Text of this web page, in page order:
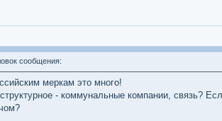
сообщения:
меркам это много!
- коммунальные компании, связь?